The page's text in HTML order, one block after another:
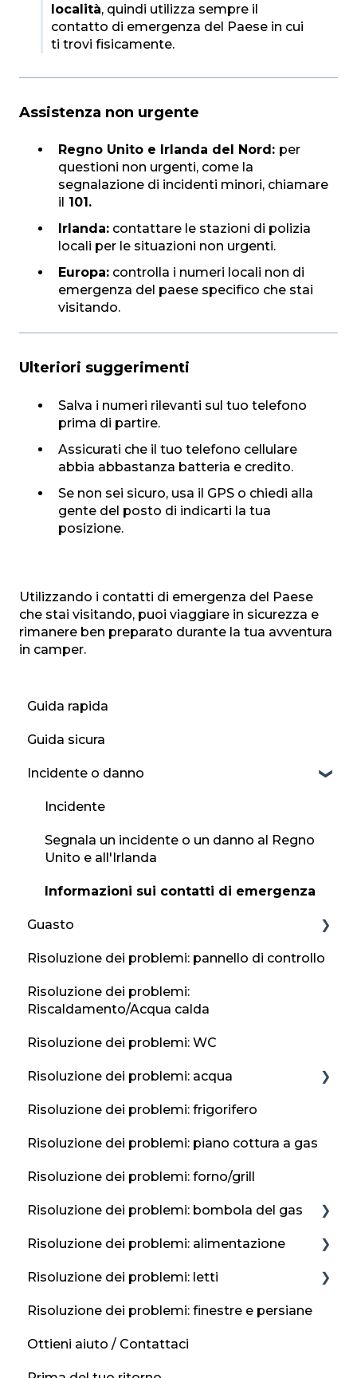
località, quindi utilizza sempre il
contatto di emergenza del Paese in cui
ti trovi fisicamente.
Assistenza non urgente
Regno Unito e Irlanda del Nord: per
questioni non urgenti, come la
segnalazione di incidenti minori, chiamare
il 101.
Irlanda: contattare le stazioni di polizia
locali per le situazioni non urgenti.
Europa: controlla i numeri locali non di
emergenza del paese specifico che stai
visitando.
Ulteriori suggerimenti
Salva i numeri rilevanti sul tuo telefono
prima di partire.
Assicurati che il tuo telefono cellulare
abbia abbastanza batteria e credito.
Se non sei sicuro, usa il GPS o chiedi alla
gente del posto di indicarti la tua
posizione.
Utilizzando i contatti di emergenza del Paese
che stai visitando, puoi viaggiare in sicurezza e
rimanere ben preparato durante la tua avventura
in camper.
Guida rapida
Guida sicura
Incidente o danno
Incidente
Segnala un incidente o un danno al Regno
Unito e all'Irlanda
Informazioni sui contatti di emergenza
Guasto
Gomma a terra
Guida ai guasti
Risoluzione dei problemi: pannello di controllo
Risoluzione dei problemi:
Riscaldamento/Acqua calda
Risoluzione dei problemi: WC
Risoluzione dei problemi: acqua
Rubinetti e lavandini
Protezione antigelo
Risoluzione dei problemi: frigorifero
Risoluzione dei problemi: piano cottura a gas
Risoluzione dei problemi: forno/grill
Risoluzione dei problemi: bombola del gas
Posizioni di ricarica
Gas in bombola
Se senti odore di gas?
Risoluzione dei problemi: alimentazione
Pannelli solari
Alimentazione di rete / 230 V
Batteria per il tempo libero
Risoluzione dei problemi: letti
Altre conversioni del letto
Conversione da pranzo
Risoluzione dei problemi: finestre e persiane
Ottieni aiuto / Contattaci